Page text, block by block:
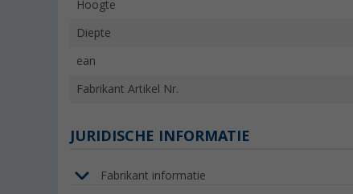
Hoogte
Diepte
ean
Fabrikant Artikel Nr.
JURIDISCHE INFORMATIE
Fabrikant informatie